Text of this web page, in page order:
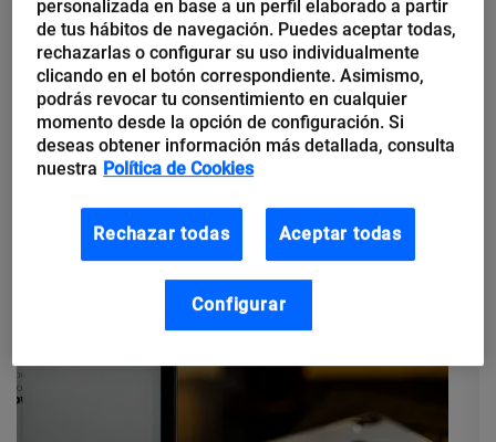
crear belleza?
Hay un consenso de que la creatividad es una cualidad
eminentemente humana. Sin embargo, dicho paradigma se
puso en duda cuando en agosto de 2018 se subastó por
primera...
personalizada en base a un perfil elaborado a partir
de tus hábitos de navegación. Puedes aceptar todas,
rechazarlas o configurar su uso individualmente
clicando en el botón correspondiente. Asimismo,
podrás revocar tu consentimiento en cualquier
momento desde la opción de configuración. Si
deseas obtener información más detallada, consulta
nuestra Política de Cookies
Rechazar todas Aceptar todas
Configurar